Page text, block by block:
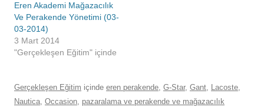
Eren Akademi Mağazacılık
Ve Perakende Yönetimi (03-
03-2014)
3 Mart 2014
"Gerçekleşen Eğitim" içinde
Gerçekleşen Eğitim içinde eren perakende, G-Star, Gant, Lacoste,
Nautica, Occasion, pazaralama ve perakende ve mağazacılık